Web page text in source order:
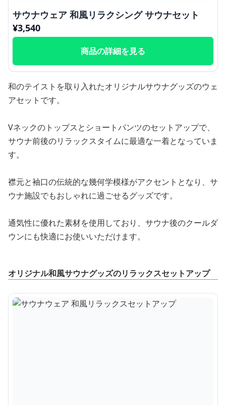
サウナウェア 和風リラクシング サウナセット
¥3,540
商品の詳細を見る
和のテイストを取り入れたオリジナルサウナグッズのウェ
アセットです。
Vネックのトップスとショートパンツのセットアップで、
サウナ前後のリラックスタイムに最適な一着となっていま
す。
襟元と袖口の伝統的な幾何学模様がアクセントとなり、サ
ウナ施設でもおしゃれに過ごせるグッズです。
通気性に優れた素材を使用しており、サウナ後のクールダ
ウンにも快適にお使いいただけます。
オリジナル和風サウナグッズのリラックスセットアップ